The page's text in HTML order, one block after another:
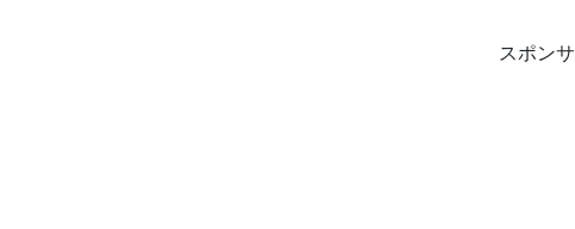
スポン